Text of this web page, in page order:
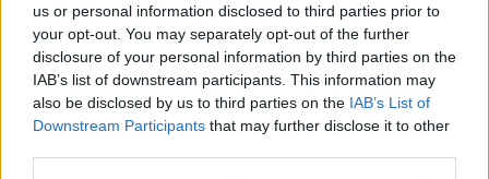
us or personal information disclosed to third parties prior to
your opt-out. You may separately opt-out of the further
disclosure of your personal information by third parties on the
IAB’s list of downstream participants. This information may
also be disclosed by us to third parties on the IAB’s List of
Downstream Participants that may further disclose it to other
indexek minimális, néhány tized százalékos
emelkedést indikálnak. A piaci szereplők
figyelmének középpontjában a ma esti Fed
kamatdöntés áll.